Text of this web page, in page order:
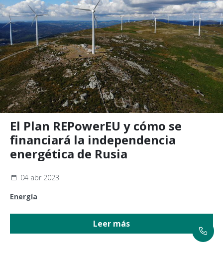
El Plan REPowerEU y cómo se
financiará la independencia
energética de Rusia
04 abr 2023
Energía
Leer más